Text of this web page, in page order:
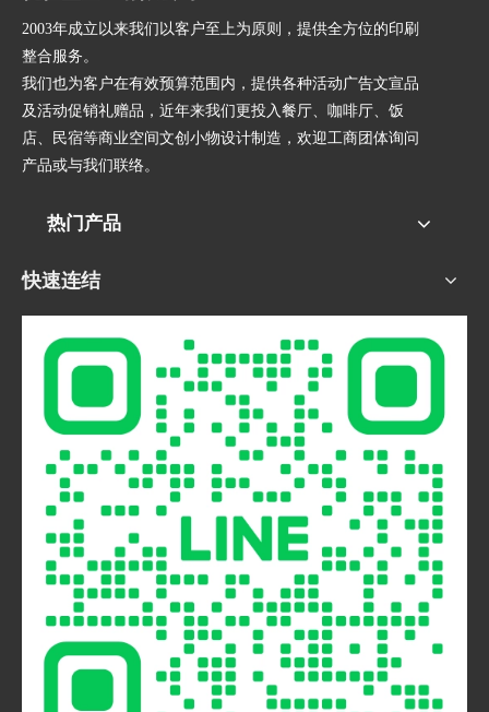
2003年成立以来我们以客户至上为原则，提供全方位的印刷
整合服务。
我们也为客户在有效预算范围内，提供各种活动广告文宣品
及活动促销礼赠品，近年来我们更投入餐厅、咖啡厅、饭
店、民宿等商业空间文创小物设计制造，欢迎工商团体询问
产品或与我们联络。
热门产品
快速连结